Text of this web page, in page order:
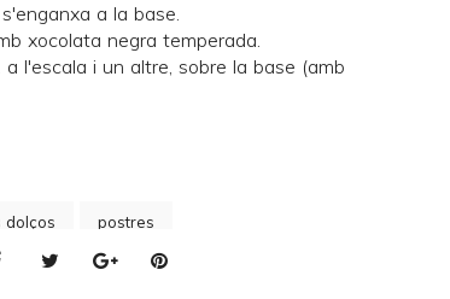
a la base.
xocolata negra temperada.
l'escala i un altre, sobre la base (amb
dolços postres